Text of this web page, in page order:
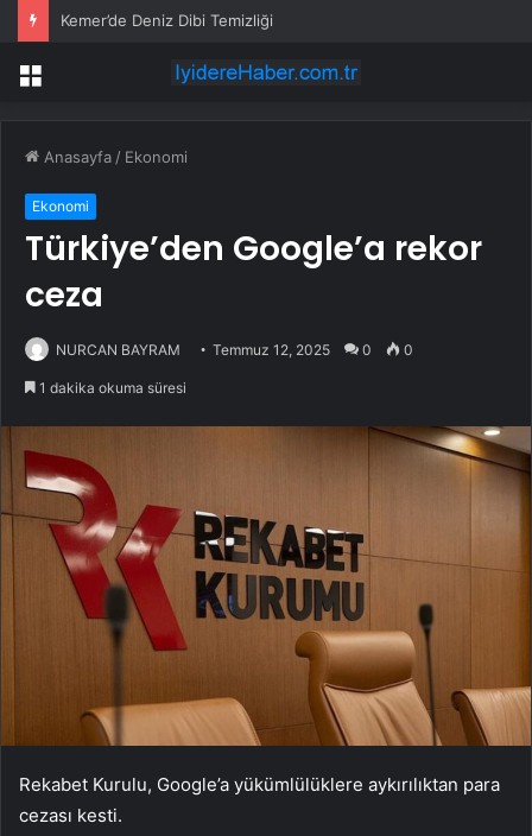
Kemer’de Deniz Dibi Temizliği
Menü
Anasayfa / Ekonomi
Ekonomi
Türkiye’den Google’a rekor
ceza
NURCAN BAYRAM Temmuz 12, 2025 0 0
1 dakika okuma süresi
Rekabet Kurulu, Google’a yükümlülüklere aykırılıktan para
cezası kesti.